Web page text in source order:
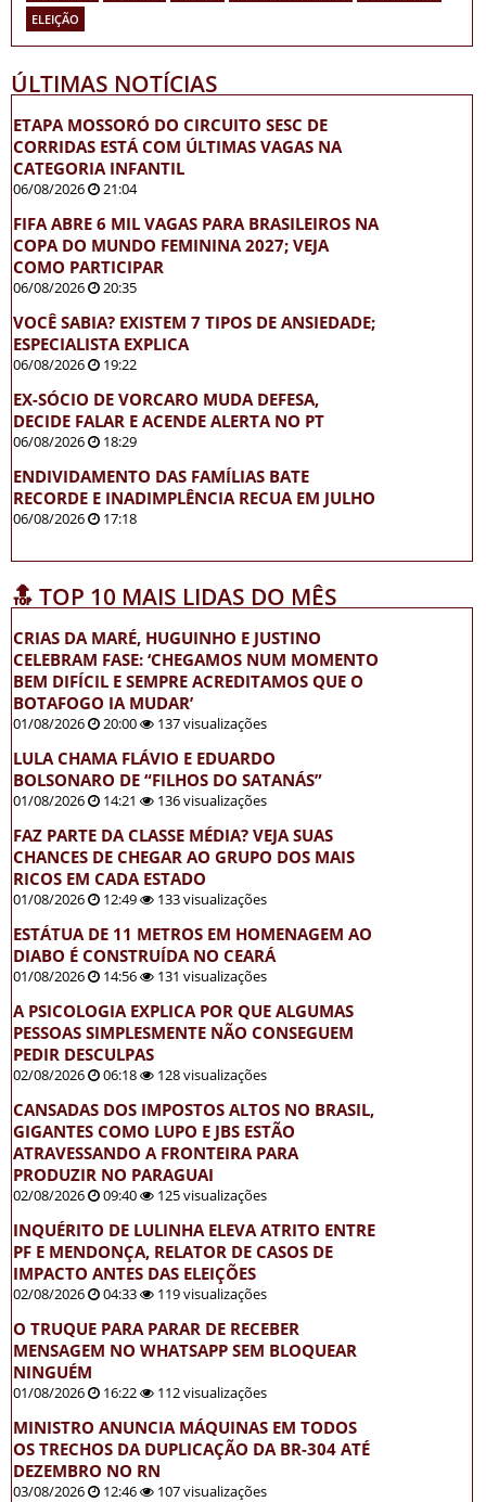
ELEIÇÃO
ÚLTIMAS NOTÍCIAS
ETAPA MOSSORÓ DO CIRCUITO SESC DE
CORRIDAS ESTÁ COM ÚLTIMAS VAGAS NA
CATEGORIA INFANTIL
06/08/2026 21:04
FIFA ABRE 6 MIL VAGAS PARA BRASILEIROS NA
COPA DO MUNDO FEMININA 2027; VEJA
COMO PARTICIPAR
06/08/2026 20:35
VOCÊ SABIA? EXISTEM 7 TIPOS DE ANSIEDADE;
ESPECIALISTA EXPLICA
06/08/2026 19:22
EX-SÓCIO DE VORCARO MUDA DEFESA,
DECIDE FALAR E ACENDE ALERTA NO PT
06/08/2026 18:29
ENDIVIDAMENTO DAS FAMÍLIAS BATE
RECORDE E INADIMPLÊNCIA RECUA EM JULHO
06/08/2026 17:18
🔝 TOP 10 MAIS LIDAS DO MÊS
CRIAS DA MARÉ, HUGUINHO E JUSTINO
CELEBRAM FASE: ‘CHEGAMOS NUM MOMENTO
BEM DIFÍCIL E SEMPRE ACREDITAMOS QUE O
BOTAFOGO IA MUDAR’
01/08/2026 20:00 137 visualizações
LULA CHAMA FLÁVIO E EDUARDO
BOLSONARO DE “FILHOS DO SATANÁS”
01/08/2026 14:21 136 visualizações
FAZ PARTE DA CLASSE MÉDIA? VEJA SUAS
CHANCES DE CHEGAR AO GRUPO DOS MAIS
RICOS EM CADA ESTADO
01/08/2026 12:49 133 visualizações
ESTÁTUA DE 11 METROS EM HOMENAGEM AO
DIABO É CONSTRUÍDA NO CEARÁ
01/08/2026 14:56 131 visualizações
A PSICOLOGIA EXPLICA POR QUE ALGUMAS
PESSOAS SIMPLESMENTE NÃO CONSEGUEM
PEDIR DESCULPAS
02/08/2026 06:18 128 visualizações
CANSADAS DOS IMPOSTOS ALTOS NO BRASIL,
GIGANTES COMO LUPO E JBS ESTÃO
ATRAVESSANDO A FRONTEIRA PARA
PRODUZIR NO PARAGUAI
02/08/2026 09:40 125 visualizações
INQUÉRITO DE LULINHA ELEVA ATRITO ENTRE
PF E MENDONÇA, RELATOR DE CASOS DE
IMPACTO ANTES DAS ELEIÇÕES
02/08/2026 04:33 119 visualizações
O TRUQUE PARA PARAR DE RECEBER
MENSAGEM NO WHATSAPP SEM BLOQUEAR
NINGUÉM
01/08/2026 16:22 112 visualizações
MINISTRO ANUNCIA MÁQUINAS EM TODOS
OS TRECHOS DA DUPLICAÇÃO DA BR-304 ATÉ
DEZEMBRO NO RN
03/08/2026 12:46 107 visualizações